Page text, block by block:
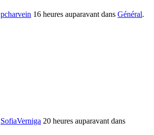
pcharvein 16 heures auparavant dans Général.
SofiaVerniga 20 heures auparavant dans